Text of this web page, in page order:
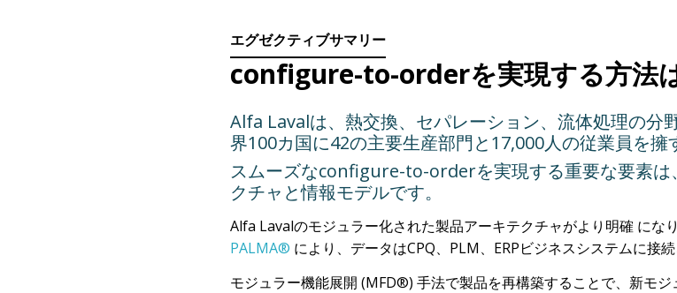
エグゼクティブサマリー
configure-to-orderを実現する方法
Alfa Lavalは、熱交換、セパレーション、流体処理の分
界100カ国に42の主要生産部門と17,000人の従業員を擁
スムーズなconfigure-to-orderを実現する重要な要素は
クチャと情報モデルです。
Alfa Lavalのモジュラー化された製品アーキテクチャがより明確 にな
PALMA® により、データはCPQ、PLM、ERPビジネスシステムに接続
モジュラー機能展開 (MFD®) 手法で製品を再構築することで、新モ